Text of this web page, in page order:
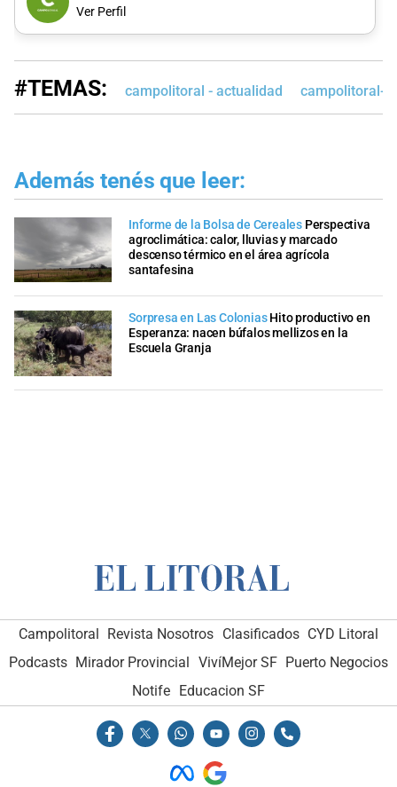
Ver Perfil
#TEMAS: campolitoral - actualidad campolitoral-
Además tenés que leer:
Informe de la Bolsa de Cereales Perspectiva
agroclimática: calor, lluvias y marcado
descenso térmico en el área agrícola
santafesina
Sorpresa en Las Colonias Hito productivo en
Esperanza: nacen búfalos mellizos en la
Escuela Granja
Campolitoral Revista Nosotros Clasificados CYD Litoral
Podcasts Mirador Provincial VivíMejor SF Puerto Negocios
Notife Educacion SF